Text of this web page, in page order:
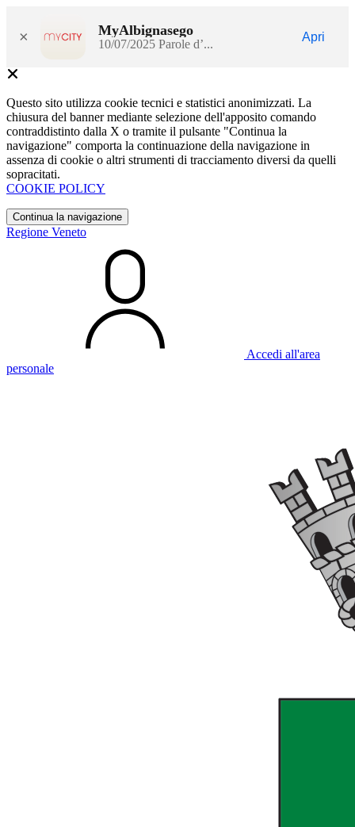
× MyAlbignasego
10/07/2025 Parole d’...
Apri
Questo sito utilizza cookie tecnici e statistici anonimizzati. La
chiusura del banner mediante selezione dell'apposito comando
contraddistinto dalla X o tramite il pulsante "Continua la
navigazione" comporta la continuazione della navigazione in
assenza di cookie o altri strumenti di tracciamento diversi da quelli
sopracitati.
COOKIE POLICY
Continua la navigazione
Regione Veneto
Accedi all'area
personale